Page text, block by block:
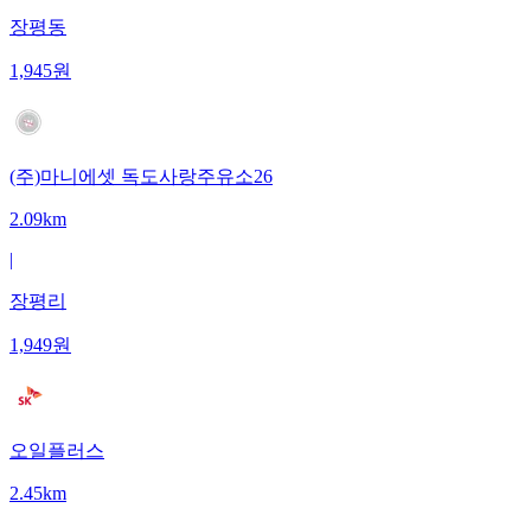
장평동
1,945원
(주)마니에셋 독도사랑주유소26
2.09km
|
장평리
1,949원
오일플러스
2.45km